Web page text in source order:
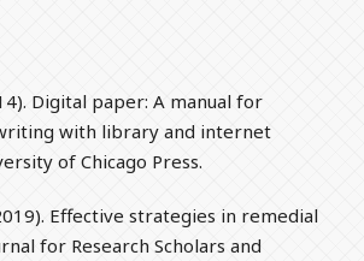
Digital paper: A manual for
with library and internet
of Chicago Press.
Effective strategies in remedial
for Research Scholars and